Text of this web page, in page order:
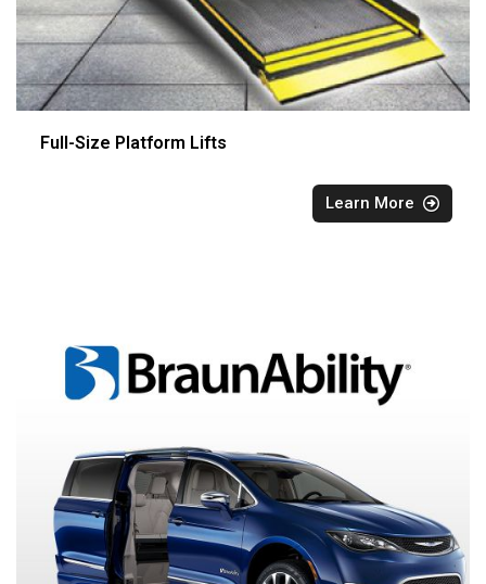
Full-Size Platform Lifts
Learn More